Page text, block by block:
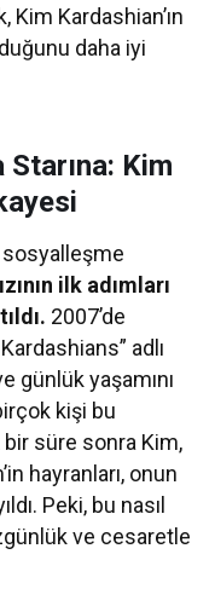
Kardashian’ın
daha iyi
Starına: Kim
sosyalleşme
ilk adımları
2007’de
adlı
günlük yaşamını
kişi bu
süre sonra Kim,
hayranları, onun
Peki, bu nasıl
ve cesaretle